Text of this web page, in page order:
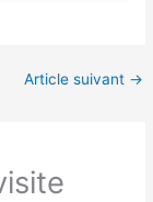
Article suivant →